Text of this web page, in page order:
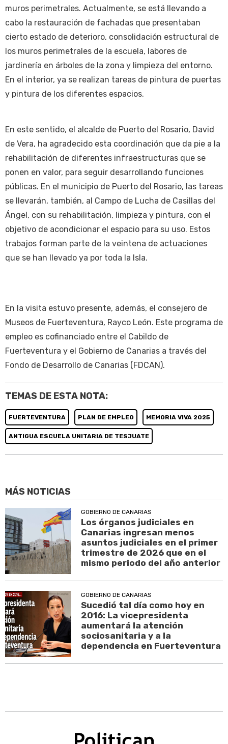
muros perimetrales. Actualmente, se está llevando a
cabo la restauración de fachadas que presentaban
cierto estado de deterioro, consolidación estructural de
los muros perimetrales de la escuela, labores de
jardinería en árboles de la zona y limpieza del entorno.
En el interior, ya se realizan tareas de pintura de puertas
y pintura de los diferentes espacios.
En este sentido, el alcalde de Puerto del Rosario, David
de Vera, ha agradecido esta coordinación que da pie a la
rehabilitación de diferentes infraestructuras que se
ponen en valor, para seguir desarrollando funciones
públicas. En el municipio de Puerto del Rosario, las tareas
se llevarán, también, al Campo de Lucha de Casillas del
Ángel, con su rehabilitación, limpieza y pintura, con el
objetivo de acondicionar el espacio para su uso. Estos
trabajos forman parte de la veintena de actuaciones
que se han llevado ya por toda la Isla.
En la visita estuvo presente, además, el consejero de
Museos de Fuerteventura, Rayco León. Este programa de
empleo es cofinanciado entre el Cabildo de
Fuerteventura y el Gobierno de Canarias a través del
Fondo de Desarrollo de Canarias (FDCAN).
TEMAS DE ESTA NOTA:
FUERTEVENTURA PLAN DE EMPLEO MEMORIA VIVA 2025
ANTIGUA ESCUELA UNITARIA DE TESJUATE
MÁS NOTICIAS
GOBIERNO DE CANARIAS
Los órganos judiciales en
Canarias ingresan menos
asuntos judiciales en el primer
trimestre de 2026 que en el
mismo periodo del año anterior
GOBIERNO DE CANARIAS
Sucedió tal día como hoy en
2016: La vicepresidenta
aumentará la atención
sociosanitaria y a la
dependencia en Fuerteventura